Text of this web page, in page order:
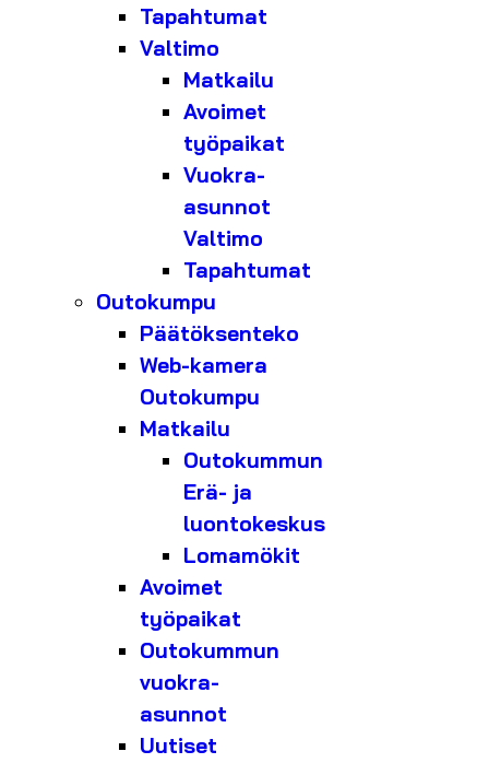
Tapahtumat
Valtimo
Matkailu
Avoimet
työpaikat
Vuokra-
asunnot
Valtimo
Tapahtumat
Outokumpu
Päätöksenteko
Web-kamera
Outokumpu
Matkailu
Outokummun
Erä- ja
luontokeskus
Lomamökit
Avoimet
työpaikat
Outokummun
vuokra-
asunnot
Uutiset